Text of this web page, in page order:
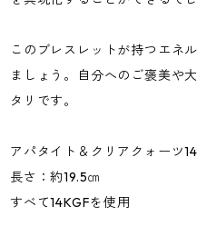
このブレスレットが持つエネ
ましょう。自分へのご褒美や
タリです。
アパタイト＆クリアクォーツ
長さ：約19.5㎝
すべて14KGFを使用